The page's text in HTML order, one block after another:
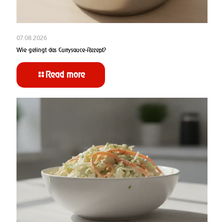
07.08.2026
Wie gelingt das Currysauce-Rezept?
Read more